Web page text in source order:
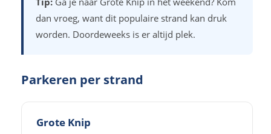
dan vroeg, want dit populaire strand kan druk
worden. Doordeweeks is er altijd plek.
Parkeren per strand
Grote Knip